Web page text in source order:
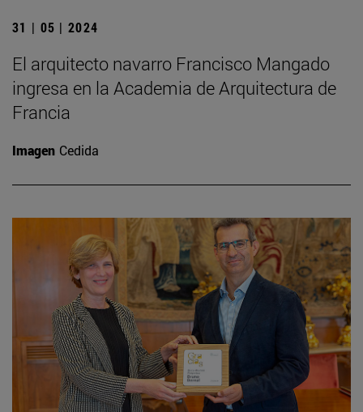
31 | 05 | 2024
El arquitecto navarro Francisco Mangado
ingresa en la Academia de Arquitectura de
Francia
Imagen Cedida